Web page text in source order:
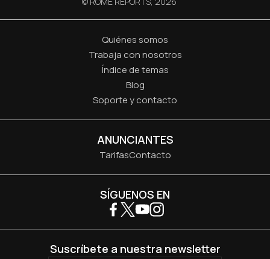
Quiénes somos
Trabaja con nosotros
Índice de temas
Blog
Soporte y contacto
ANUNCIANTES
TarifasContacto
SÍGUENOS EN
Suscríbete a nuestra newsletter